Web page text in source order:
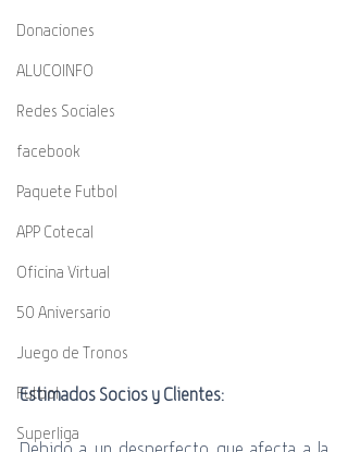
Donaciones
ALUCOINFO
Redes Sociales
facebook
Paquete Futbol
APP Cotecal
Oficina Virtual
50 Aniversario
Juego de Tronos
Futbol
Superliga
Estimados Socios y Clientes: